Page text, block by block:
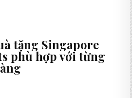
tặng Singapore
phù hợp với từng